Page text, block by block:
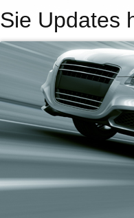
Sie Updates